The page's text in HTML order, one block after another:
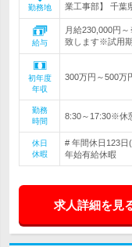
勤務地
業工事部】 千葉
給与
月給230,000円
致します※試用
初年度
年収
300万円～500万
勤務
時間
8:30～17:30※休
休日
休暇
# 年間休日123
年始有給休暇
求人詳細を見